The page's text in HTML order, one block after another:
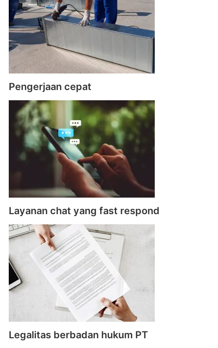
Pengerjaan cepat
Layanan chat yang fast respond
Legalitas berbadan hukum PT